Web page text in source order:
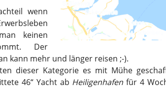
wenn
keinen
Der
kann mehr und länger reisen ;-).
dieser Kategorie es mit Mühe
46“ Yacht ab Heiligenhafenfür 4